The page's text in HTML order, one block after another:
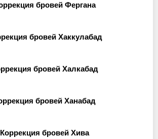
бровей Фергана
бровей Хаккулабад
бровей Халкабад
бровей Ханабад
Коррекция бровей Хива